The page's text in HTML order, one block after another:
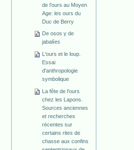
de l'ours au Moyen
Age: les ours du
Duc de Berry
De osos y de
jabalíes
L'ours et le loup.
Essai
d'anthropologie
symbolique
La fête de l'ours
chez les Lapons.
Sources anciennes
et recherches
récentes sur
certains rites de
chasse aux confins